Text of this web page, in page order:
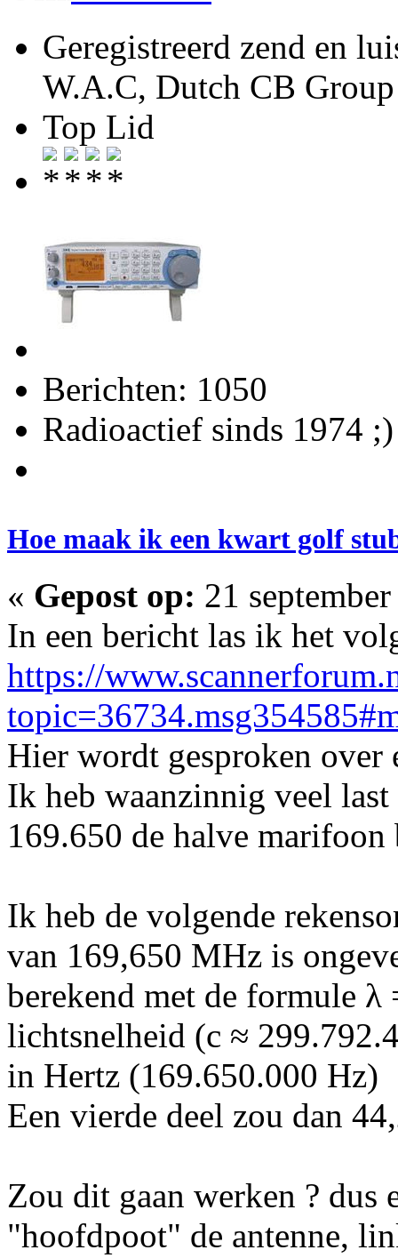
Geregistreerd zend en
W.A.C, Dutch CB
Top Lid
Berichten: 1050
Radioactief sinds 1974 ;)
Hoe maak ik een kwart golf
« Gepost op: 21
In een bericht las ik het
https://
Hier wordt gesproken over
Ik heb waanzinnig veel
169.650 de halve
Ik heb de volgende
van 169,650 MHz is
berekend met de formule
lichtsnelheid (c ≈
in Hertz (169.650.000 Hz)
Een vierde deel zou dan
Zou dit gaan werken ? dus
"hoofdpoot" de antenne,